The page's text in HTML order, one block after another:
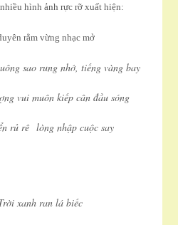
hình ảnh rực rỡ xuất hiện:
vừng nhạc mở
nhớ, tiếng vàng bay
kiếp cân đầu sóng
nhập cuộc say
lá biếc